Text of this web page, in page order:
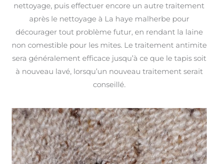
nettoyage, puis effectuer encore un autre traitement
après le nettoyage à La haye malherbe pour
décourager tout problème futur, en rendant la laine
non comestible pour les mites. Le traitement antimite
sera généralement efficace jusqu’à ce que le tapis soit
à nouveau lavé, lorsqu’un nouveau traitement serait
conseillé.